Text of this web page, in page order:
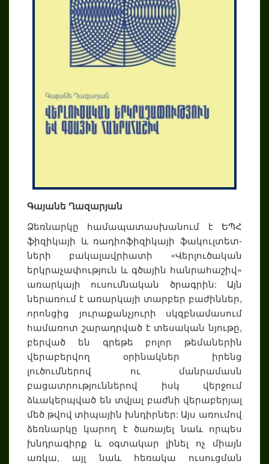
Գայանե Ղազարյան
Ձեռնարկը համապատասխանում է ԵՊՀ
ֆիզիկայի և ռադիոֆիզիկայի ֆակուլ­տետ­
ների բակալավրիատի «Վերլուծական
երկրաչափություն և գծային հանրահաշիվ»
առար­կայի ուսումնական ծրագրին: Այն
ներառում է առարկայի տարբեր բաժիններ,
որոնցից յուրաքանչյուրի սկզբնամասում
համառոտ շարադրված է տեսական նյութը,
բերված են գրեթե բոլոր թեմաներին
վերաբերվող օրինակներ իրենց
լուծումներով ու մանրամասն
բացատրություններով իսկ վերջում
ձևակերպված են տվյալ բաժնի վերաբերյալ
մեծ թվով տիպային խնդիրներ: Այս առումով
ձեռնարկը կարող է ծառայել նաև որպես
խնդրագիրք և օգտակար լինել ոչ միայն
առկա, այլ նաև հեռակա ուսուցման